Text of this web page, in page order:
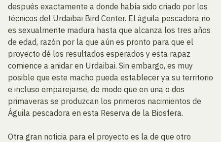
después exactamente a donde había sido criado por los
técnicos del Urdaibai Bird Center. El águila pescadora no
es sexualmente madura hasta que alcanza los tres años
de edad, razón por la que aún es pronto para que el
proyecto dé los resultados esperados y esta rapaz
comience a anidar en Urdaibai. Sin embargo, es muy
posible que este macho pueda establecer ya su territorio
e incluso emparejarse, de modo que en una o dos
primaveras se produzcan los primeros nacimientos de
Águila pescadora en esta Reserva de la Biosfera.
Otra gran noticia para el proyecto es la de que otro